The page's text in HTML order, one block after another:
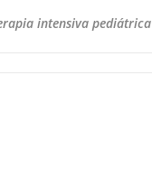
intensiva pediátrica